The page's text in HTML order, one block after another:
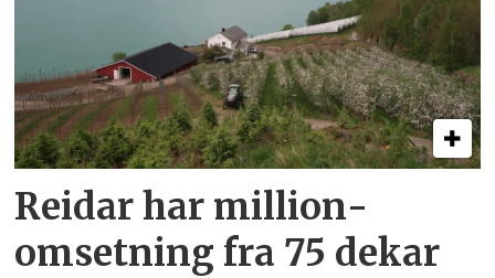
Reidar har million­
omsetning fra 75 dekar